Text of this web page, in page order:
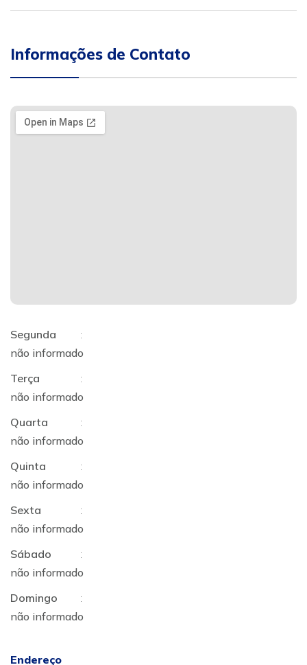
Informações de Contato
Segunda
:
não informado
Terça
:
não informado
Quarta
:
não informado
Quinta
:
não informado
Sexta
:
não informado
Sábado
:
não informado
Domingo
:
não informado
Endereço